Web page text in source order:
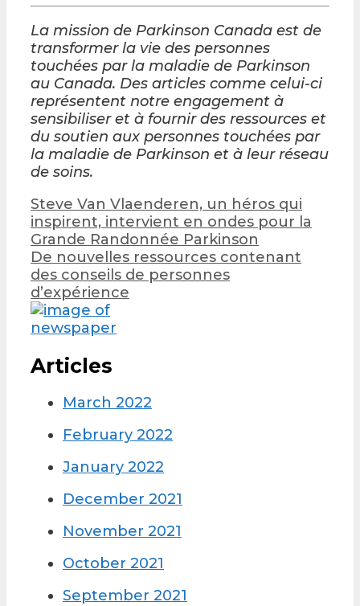
La mission de Parkinson Canada est de
transformer la vie des personnes
touchées par la maladie de Parkinson
au Canada. Des articles comme celui-ci
représentent notre engagement à
sensibiliser et à fournir des ressources et
du soutien aux personnes touchées par
la maladie de Parkinson et à leur réseau
de soins.
Post
navigation
Steve Van Vlaenderen, un héros qui
inspirent, intervient en ondes pour la
Grande Randonnée Parkinson
De nouvelles ressources contenant
des conseils de personnes
d’expérience
Articles
March 2022
February 2022
January 2022
December 2021
November 2021
October 2021
September 2021